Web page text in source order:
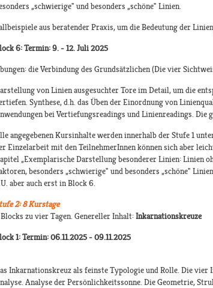
„schwierige" und besonders „schöne" Linien.
aus beratender Praxis, um die Bedeutung der
6: Termin: 9. - 12. Juli 2025
die Verbindung des Grundsätzlichen (Die vier
von Linien ausgesuchter Tore im Detail, um die
Synthese, d.h. das Üben der Einordnung von
bei Vertiefungsreadings und Linienreadings. Die
angegebenen Kursinhalte werden innerhalb der Stufe 1
Einzelarbeit mit den TeilnehmerInnen können sich aber
„Exemplarische Darstellung besonderer Linien: Linien
besonders „schwierige" und besonders „schöne"
aber auch erst in Block 6.
2: 8 Kurstage
zu vier Tagen. Genereller Inhalt:Inkarnationskreuze
1: Termin: 06.11.2025 - 09.11.2025
Inkarnationskreuz als feinste Typologie und Rolle. Die
Analyse der Persönlichkeitssonne. Die Geometrie,